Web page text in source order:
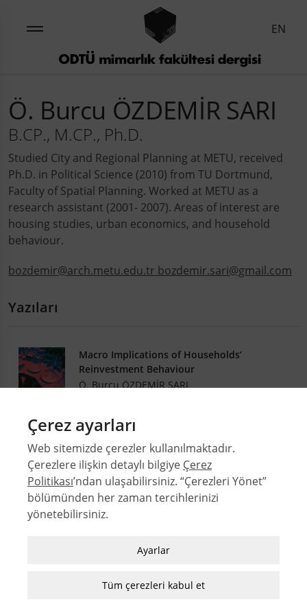
EN
Ö. Burcu ÖZDEMİR SARI
B.CP., M.CP., Ph.D.
Studied City and Regional Planning at METU, received
Ph.D. in Political Science (2010) from TU Dortmund,
Faculty of Spatial Planning. Worked at METU as a
research assistant (2001- 2007). Areas of interest are
housing studies, urban economics, and household
behaviour.
bozdemir@arch.metu.edu.tr bozdemir.sari@gmail.com
Yazıları
28-2
Macro Implications of Households’
Reinvestment Behaviour
Ö. Burcu ÖZDEMİR SARI
.PDF
Çerez ayarları
Web sitemizde çerezler kullanılmaktadır.
Çerezlere ilişkin detaylı bilgiye Çerez
Politikası’ndan ulaşabilirsiniz. “Çerezleri Yönet”
bölümünden her zaman tercihlerinizi
yönetebilirsiniz.
Zorunlu / Teknik Çerezler
özelliklerinden faydalanabilmek için kullanılan
Ayarlar
Tüm çerezleri kabul et
© 2026 Orta Doğu Teknik Üniversitesi Mimarlık Fakültesi
Yazarlar
MFD Yazı Kılavuzu